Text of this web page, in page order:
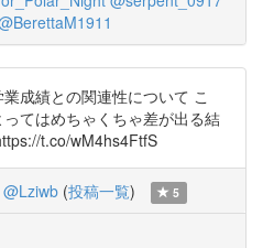
成績との関連性について こ
てはめちゃくちゃ差が出る結
t.co/wM4hs4FtfS
@Lziwb (投稿一覧) 5